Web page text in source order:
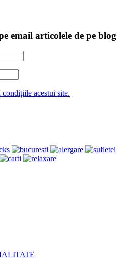
email articolele de pe blog
condițiile acestui site.